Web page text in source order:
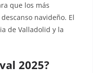
que los más
navideño. El
de Valladolid y la
2025?